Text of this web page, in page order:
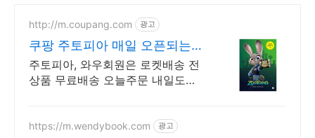
http://m.coupang.com 광고
쿠팡 주토피아 매일 오픈되는
와우회원 특가
주토피아, 와우회원은 로켓배송 전
상품 무료배송 오늘주문 내일도착!
https://m.wendybook.com 광고